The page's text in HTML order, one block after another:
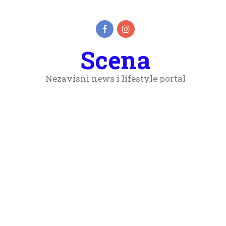
Scena
Nezavisni news i lifestyle portal